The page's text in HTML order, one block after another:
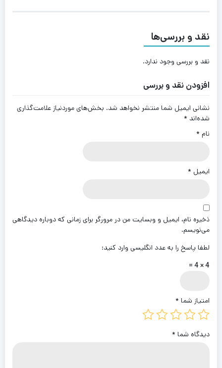
نقد و بررسی‌ها
نقد و بررسی وجود ندارد.
افزودن نقد و بررسی
نشانی ایمیل شما منتشر نخواهد شد. بخش‌های موردنیاز علامت‌گذاری
شده‌اند *
نام *
ایمیل *
ذخیره نام، ایمیل و وبسایت من در مرورگر برای زمانی که دوباره دیدگاهی
می‌نویسم.
لطفا پاسخ را به عدد انگلیسی وارد کنید:
4 × 4 =
امتیاز شما *
دیدگاه شما *